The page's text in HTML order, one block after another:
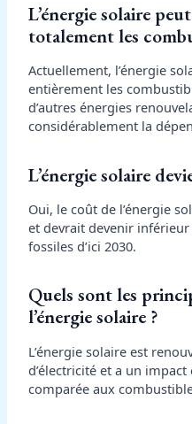
L’énergie solaire
totalement les
Actuellement, l’énergie
entièrement les
d’autres énergies
considérablement la
L’énergie solaire
Oui, le coût de l’énergie
et devrait devenir
fossiles d’ici 2030.
Quels sont les
l’énergie solaire ?
L’énergie solaire est
d’électricité et a un
comparée aux